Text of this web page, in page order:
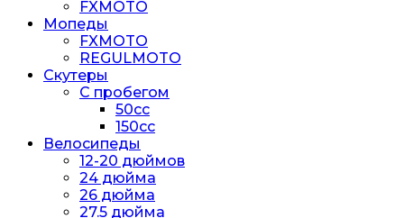
FXMOTO
Мопеды
FXMOTO
REGULMOTO
Скутеры
С пробегом
50cc
150cc
Велосипеды
12-20 дюймов
24 дюйма
26 дюйма
27.5 дюйма